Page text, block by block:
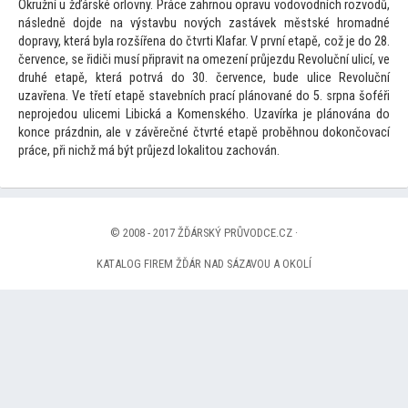
Okružní u žďárské orlovny. Práce zahrnou opravu vodovodních rozvodů,
následně dojde na výstavbu nových zastávek městské hromadné
dopravy, která byla rozšířena do čtvrti Klafar. V první etapě, což je do 28.
července, se řidiči musí připravit na omezení průjezdu Revoluční ulicí, ve
druhé etapě, která potrvá do 30. července, bude ulice Revoluční
uzavřena. Ve třetí etapě stavebních prací plánované do 5. srpna šoféři
neprojedou ulicemi Libická a Komenského. Uzavírka je plánována do
konce prázdnin, ale v závěrečné čtvrté etapě proběhnou dokončovací
práce, při nichž má být průjezd lokalitou zachován.
© 2008 - 2017 ŽĎÁRSKÝ PRŮVODCE.CZ ·
KATALOG FIREM ŽĎÁR NAD SÁZAVOU A OKOLÍ